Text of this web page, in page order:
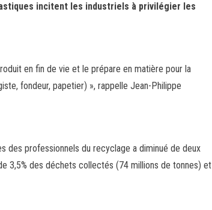
incitent les industriels à privilégier les
en fin de vie et le prépare en matière pour la
fondeur, papetier) », rappelle Jean-Philippe
des professionnels du recyclage a diminué de deux
3,5% des déchets collectés (74 millions de tonnes) et